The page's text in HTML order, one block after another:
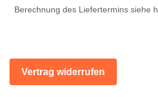
Berechnung des Liefertermins siehe
Vertrag widerrufen